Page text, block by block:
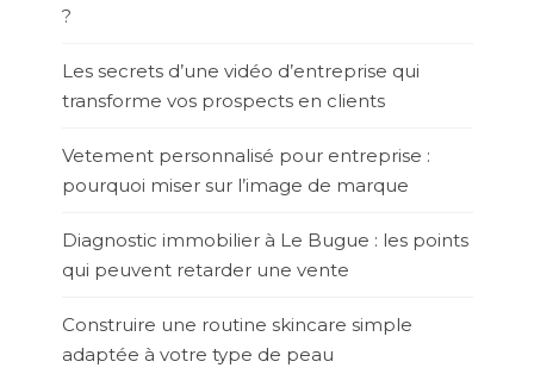
?
Les secrets d’une vidéo d’entreprise qui
transforme vos prospects en clients
Vetement personnalisé pour entreprise :
pourquoi miser sur l’image de marque
Diagnostic immobilier à Le Bugue : les points
qui peuvent retarder une vente
Construire une routine skincare simple
adaptée à votre type de peau